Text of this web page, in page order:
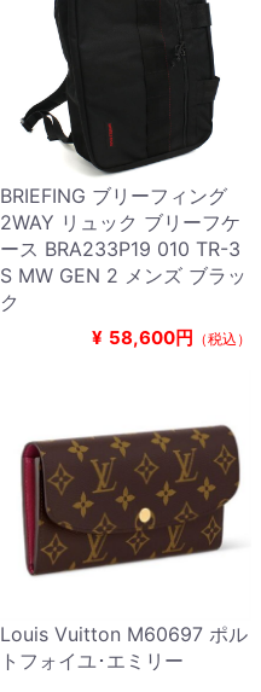
BRIEFING ブリーフィング
2WAY リュック ブリーフケ
ース BRA233P19 010 TR-3
S MW GEN 2 メンズ ブラッ
ク
¥ 58,600円 （税込）
Louis Vuitton M60697 ポル
トフォイユ･エミリー